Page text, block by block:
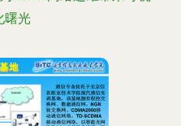
曙光